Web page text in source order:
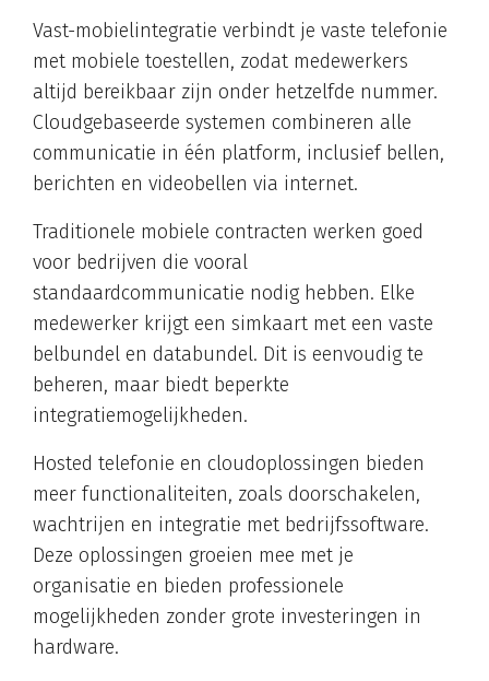
Vast-mobielintegratie verbindt je vaste telefonie
met mobiele toestellen, zodat medewerkers
altijd bereikbaar zijn onder hetzelfde nummer.
Cloudgebaseerde systemen combineren alle
communicatie in één platform, inclusief bellen,
berichten en videobellen via internet.
Traditionele mobiele contracten werken goed
voor bedrijven die vooral
standaardcommunicatie nodig hebben. Elke
medewerker krijgt een simkaart met een vaste
belbundel en databundel. Dit is eenvoudig te
beheren, maar biedt beperkte
integratiemogelijkheden.
Hosted telefonie en cloudoplossingen bieden
meer functionaliteiten, zoals doorschakelen,
wachtrijen en integratie met bedrijfssoftware.
Deze oplossingen groeien mee met je
organisatie en bieden professionele
mogelijkheden zonder grote investeringen in
hardware.